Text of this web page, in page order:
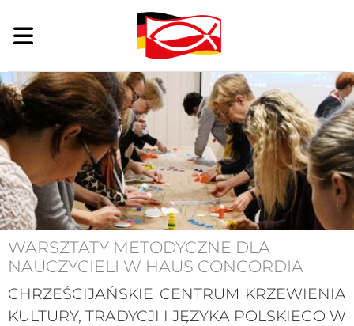
WARSZTATY METODYCZNE DLA
NAUCZYCIELI W HAUS CONCORDIA
CHRZEŚCIJAŃSKIE CENTRUM KRZEWIENIA
KULTURY, TRADYCJI I JĘZYKA POLSKIEGO W